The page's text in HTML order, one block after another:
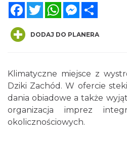
FacebookTwitterWhatsAppMessenger
DODAJ DO PLANERA
Klimatyczne miejsce z
Dziki Zachód. W ofercie
dania obiadowe a także
organizacja imprez
okolicznościowych.